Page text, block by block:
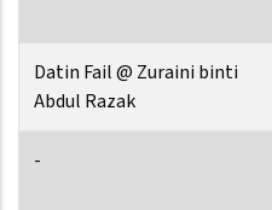
Datin Fail @ Zuraini binti
Abdul Razak
-